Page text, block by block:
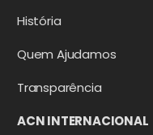
História
Quem Ajudamos
Transparência
ACN INTERNACIONAL